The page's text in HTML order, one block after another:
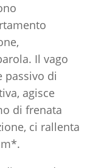
Il vago
passivo di
agisce
di frenata
ci rallenta